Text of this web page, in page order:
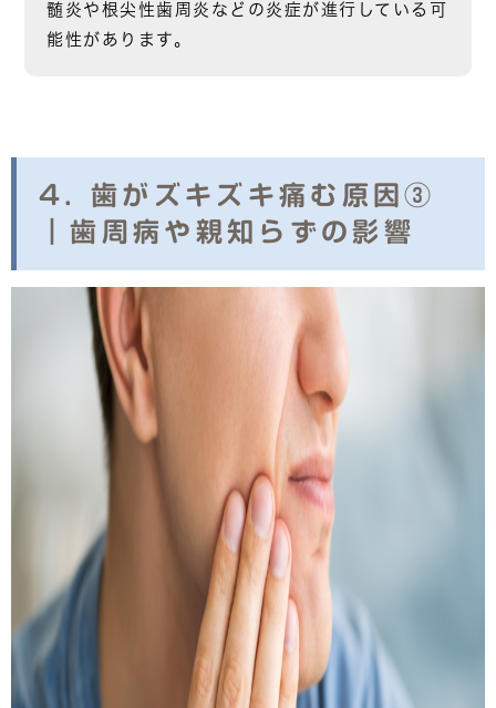
髄炎や根尖性歯周炎などの炎症が進行している可
能性 があります。
4. 歯がズキズキ痛む原因③
｜歯周病や親知らずの影響